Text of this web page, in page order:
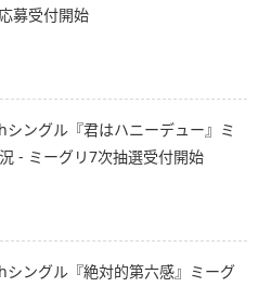
募受付開始
シングル『君はハニーデュー』ミ
- ミーグリ7次抽選受付開始
シングル『絶対的第六感』ミーグ